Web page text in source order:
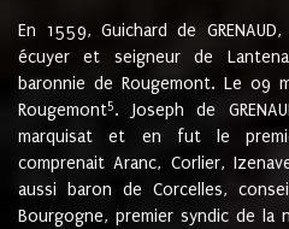
En 1559, Guichard de
écuyer et seigneur de
baronnie de Rougemont. Le 09
Rougemont5. Joseph de
marquisat et en fut le
comprenait Aranc, Corlier,
aussi baron de Corcelles,
Bourgogne, premier syndic de la